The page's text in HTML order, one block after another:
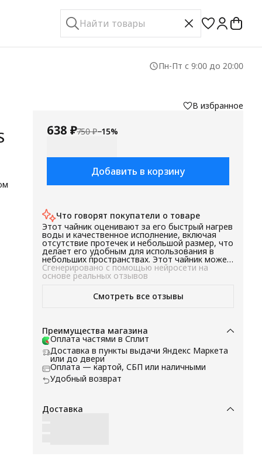
Пн-Пт с 9:00 до 20:00
В избранное
638 ₽750 ₽−15%
Добавить в корзину
Что говорят покупатели о товаре
Этот чайник оценивают за его быстрый нагрев
воды и качественное исполнение, включая
отсутствие протечек и небольшой размер, что
делает его удобным для использования в
небольших пространствах. Этот чайник может
быть хорошим выбором для тех, кто ищет
быстрый и надежный способ нагрева воды.
Сгенерировано с помощью нейросети на
основе реальных отзывов
Смотреть все отзывы
Преимущества магазина
Оплата частями в Сплит
Доставка в пункты выдачи Яндекс Маркета
или до двери
Оплата — картой, СБП или наличными
Удобный возврат
Доставка